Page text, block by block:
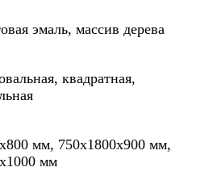
эмаль, массив дерева
квадратная,
мм, 750х1800х900 мм,
мм